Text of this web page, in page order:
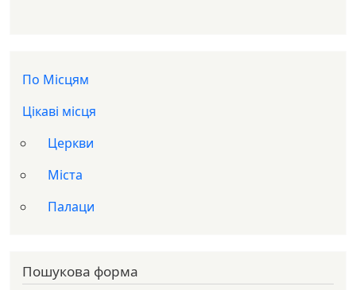
Доп меню
По Місцям
Цікаві місця
Церкви
Міста
Палаци
Пошукова форма